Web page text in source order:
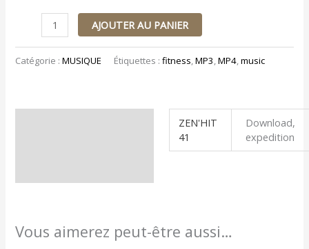
AJOUTER AU PANIER
Catégorie :MUSIQUE Étiquettes :fitness,MP3,MP4,music
ZEN'HIT
41
Download,
expedition
Vous aimerez peut-être aussi…